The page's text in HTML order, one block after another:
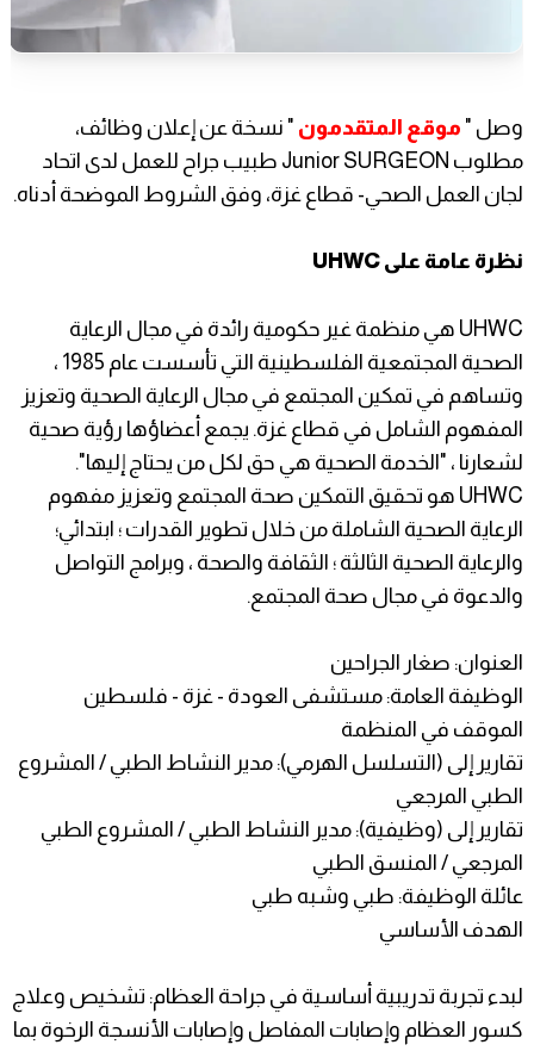
وصل " موقع المتقدمون " نسخة عن إعلان وظائف،
مطلوب Junior SURGEON طبيب جراح للعمل لدى اتحاد
لجان العمل الصحي- قطاع غزة، وفق الشروط الموضحة أدناه.
نظرة عامة على UHWC
UHWC هي منظمة غير حكومية رائدة في مجال الرعاية
الصحية المجتمعية الفلسطينية التي تأسست عام 1985 ،
وتساهم في تمكين المجتمع في مجال الرعاية الصحية وتعزيز
المفهوم الشامل في قطاع غزة. يجمع أعضاؤها رؤية صحية
لشعارنا ، "الخدمة الصحية هي حق لكل من يحتاج إليها".
UHWC هو تحقيق التمكين صحة المجتمع وتعزيز مفهوم
الرعاية الصحية الشاملة من خلال تطوير القدرات ؛ ابتدائي؛
والرعاية الصحية الثالثة ؛ الثقافة والصحة ، وبرامج التواصل
والدعوة في مجال صحة المجتمع.
العنوان: صغار الجراحين
الوظيفة العامة: مستشفى العودة - غزة - فلسطين
الموقف في المنظمة
تقارير إلى (التسلسل الهرمي): مدير النشاط الطبي / المشروع
الطبي المرجعي
تقارير إلى (وظيفية): مدير النشاط الطبي / المشروع الطبي
المرجعي / المنسق الطبي
عائلة الوظيفة: طبي وشبه طبي
الهدف الأساسي
لبدء تجربة تدريبية أساسية في جراحة العظام: تشخيص وعلاج
كسور العظام وإصابات المفاصل وإصابات الأنسجة الرخوة بما